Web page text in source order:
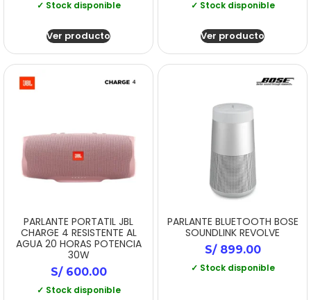
✓ Stock disponible
Ver producto
✓ Stock disponible
Ver producto
PARLANTE PORTATIL JBL
CHARGE 4 RESISTENTE AL
AGUA 20 HORAS POTENCIA
30W
S/600.00
✓ Stock disponible
PARLANTE BLUETOOTH BOSE
SOUNDLINK REVOLVE
S/899.00
✓ Stock disponible